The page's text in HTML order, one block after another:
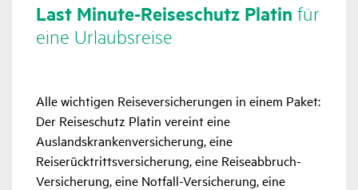
Last Minute-Reise­schutz Platin für
eine Urlaubs­reise
Alle wichtigen Reiseversicherungen in einem Paket:
Der Reiseschutz Platin vereint eine
Auslandskrankenversicherung, eine
Reiserücktrittsversicherung, eine Reiseabbruch-
Versicherung, eine Notfall-Versicherung, eine